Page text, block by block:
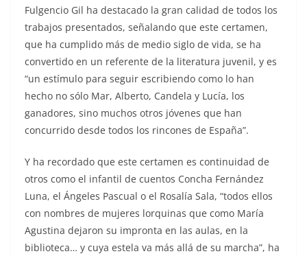
Fulgencio Gil ha destacado la gran calidad de todos los
trabajos presentados, señalando que este certamen,
que ha cumplido más de medio siglo de vida, se ha
convertido en un referente de la literatura juvenil, y es
“un estímulo para seguir escribiendo como lo han
hecho no sólo Mar, Alberto, Candela y Lucía, los
ganadores, sino muchos otros jóvenes que han
concurrido desde todos los rincones de España”.
Y ha recordado que este certamen es continuidad de
otros como el infantil de cuentos Concha Fernández
Luna, el Ángeles Pascual o el Rosalía Sala, “todos ellos
con nombres de mujeres lorquinas que como María
Agustina dejaron su impronta en las aulas, en la
biblioteca… y cuya estela va más allá de su marcha”, ha